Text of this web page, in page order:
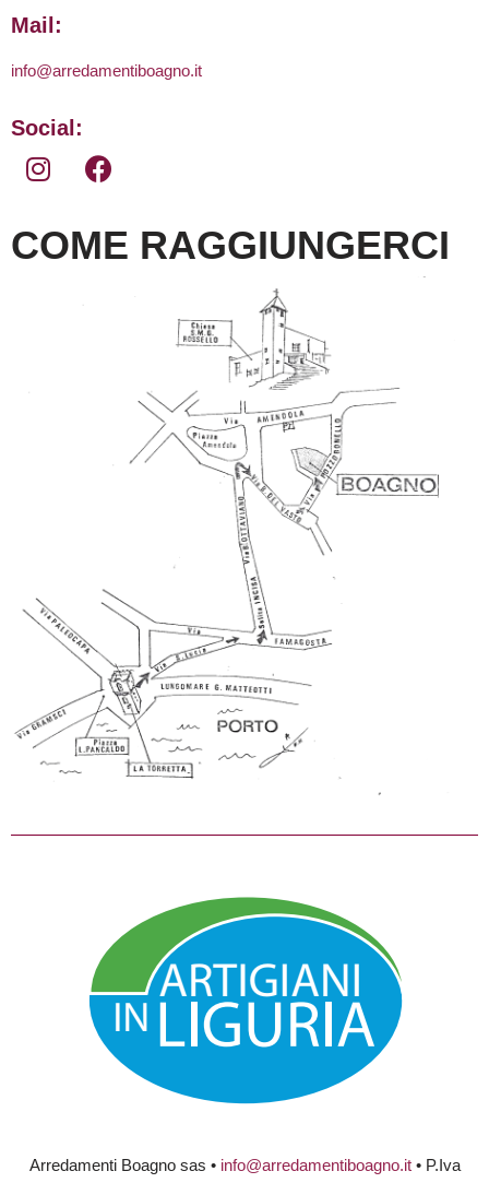
Mail:
info@arredamentiboagno.it
Social:
COME RAGGIUNGERCI
Arredamenti Boagno sas • info@arredamentiboagno.it• P.Iva